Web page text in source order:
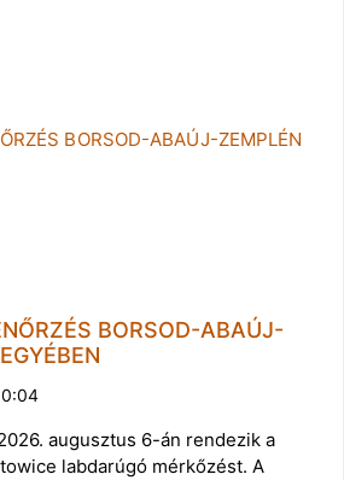
BORSOD-ABAÚJ-
augusztus 6-án rendezik a
labdarúgó mérkőzést. A